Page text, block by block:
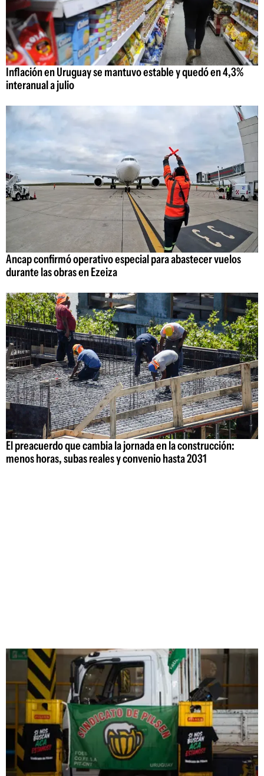
Inflación en Uruguay se mantuvo estable y quedó en 4,3%
interanual a julio
Ancap confirmó operativo especial para abastecer vuelos
durante las obras en Ezeiza
El preacuerdo que cambia la jornada en la construcción:
menos horas, subas reales y convenio hasta 2031